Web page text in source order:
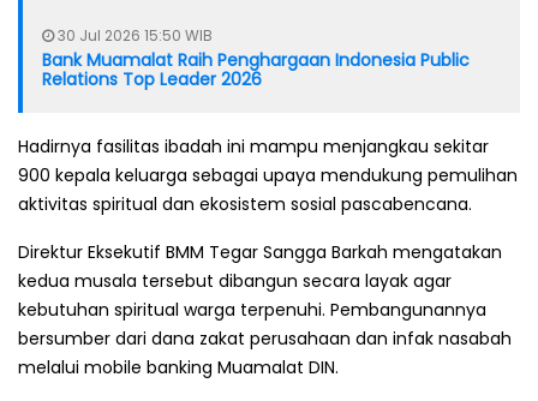
30 Jul 2026 15:50 WIB
Bank Muamalat Raih Penghargaan Indonesia Public
Relations Top Leader 2026
Hadirnya fasilitas ibadah ini mampu menjangkau sekitar
900 kepala keluarga sebagai upaya mendukung pemulihan
aktivitas spiritual dan ekosistem sosial pascabencana.
Direktur Eksekutif BMM Tegar Sangga Barkah mengatakan
kedua musala tersebut dibangun secara layak agar
kebutuhan spiritual warga terpenuhi. Pembangunannya
bersumber dari dana zakat perusahaan dan infak nasabah
melalui mobile banking Muamalat DIN.